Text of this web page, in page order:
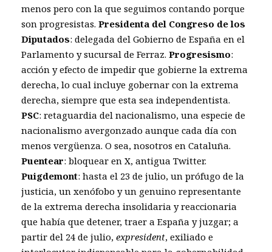
menos pero con la que seguimos contando porque
son progresistas. Presidenta del Congreso de los
Diputados: delegada del Gobierno de España en el
Parlamento y sucursal de Ferraz. Progresismo:
acción y efecto de impedir que gobierne la extrema
derecha, lo cual incluye gobernar con la extrema
derecha, siempre que esta sea independentista.
PSC: retaguardia del nacionalismo, una especie de
nacionalismo avergonzado aunque cada día con
menos vergüenza. O sea, nosotros en Cataluña.
Puentear: bloquear en X, antigua Twitter.
Puigdemont: hasta el 23 de julio, un prófugo de la
justicia, un xenófobo y un genuino representante
de la extrema derecha insolidaria y reaccionaria
que había que detener, traer a España y juzgar; a
partir del 24 de julio, expresident, exiliado e